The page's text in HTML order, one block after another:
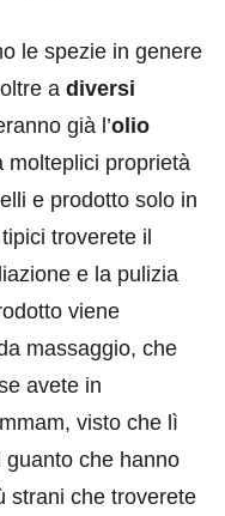
le spezie in genere
a diversi
già l’olio
molteplici proprietà
e prodotto solo in
troverete il
e la pulizia
viene
massaggio, che
avete in
visto che lì
che hanno
strani che troverete